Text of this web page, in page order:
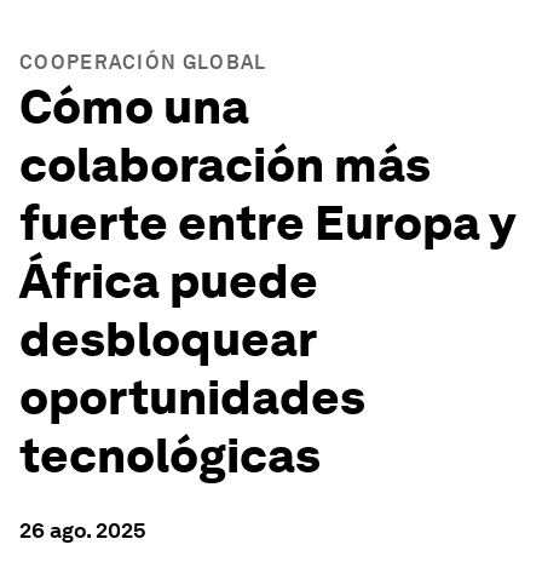
COOPERACIÓN GLOBAL
Cómo una
colaboración más
fuerte entre Europa y
África puede
desbloquear
oportunidades
tecnológicas
26 ago. 2025